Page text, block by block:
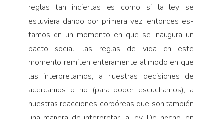
reglas tan inciertas es como si la ley se
estuviera dando por primera vez, entonces es­
tamos en un momento en que se inaugura un
pacto social: las reglas de vida en este
momento remiten en­teramente al modo en que
las interpretamos, a nues­tras decisiones de
acer­carnos o no (para poder escucharnos), a
nuestras reacciones corpóreas que son también